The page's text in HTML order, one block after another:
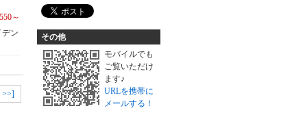
～
ン
>>]
その他
モバイルでも
ご覧いただけ
ます♪
URLを携帯に
メールする！